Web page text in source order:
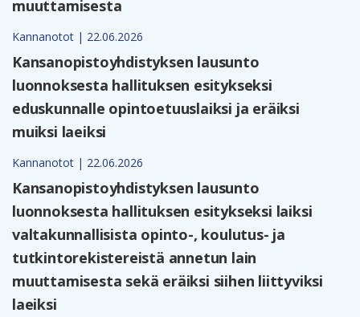
muuttamisesta
Kannanotot | 22.06.2026
Kansanopistoyhdistyksen lausunto
luonnoksesta hallituksen esitykseksi
eduskunnalle opintoetuuslaiksi ja eräiksi
muiksi laeiksi
Kannanotot | 22.06.2026
Kansanopistoyhdistyksen lausunto
luonnoksesta hallituksen esitykseksi laiksi
valtakunnallisista opinto-, koulutus- ja
tutkintorekistereistä annetun lain
muuttamisesta sekä eräiksi siihen liittyviksi
laeiksi